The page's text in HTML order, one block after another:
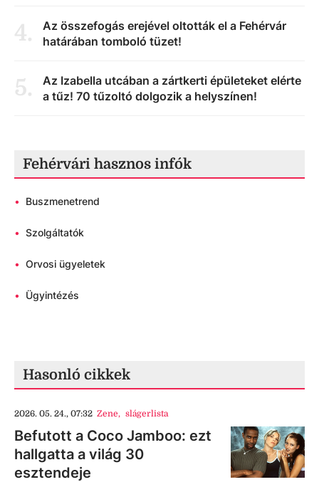
4.
Az összefogás erejével oltották el a Fehérvár
határában tomboló tüzet!
5.
Az Izabella utcában a zártkerti épületeket elérte
a tűz! 70 tűzoltó dolgozik a helyszínen!
Fehérvári hasznos infók
• Buszmenetrend
• Szolgáltatók
• Orvosi ügyeletek
• Ügyintézés
Hasonló cikkek
2026. 05. 24., 07:32 Zene, slágerlista
Befutott a Coco Jamboo: ezt
hallgatta a világ 30
esztendeje